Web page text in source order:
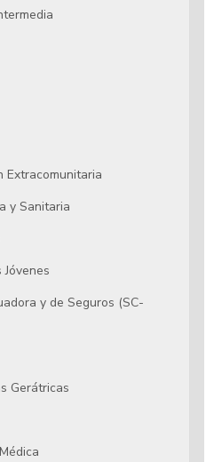
Extracomunitaria
y Sanitaria
Jóvenes
y de Seguros (SC-
Gerátricas